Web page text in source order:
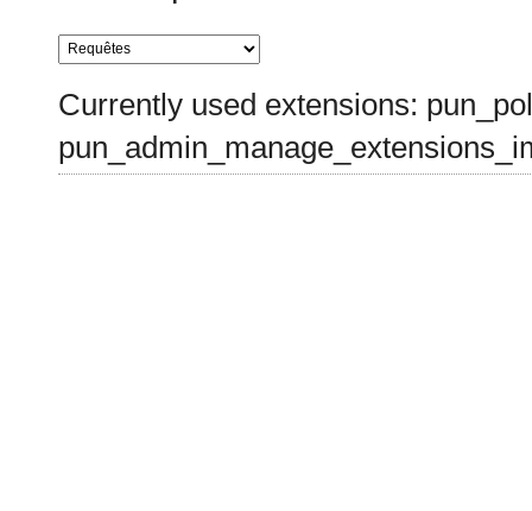
Currently used extensions: